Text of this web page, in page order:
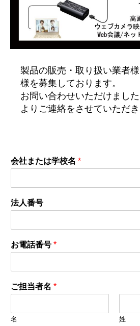
製品の販売・取り扱い業者
様を募集しております。
お問い合わせいただけまし
よりご連絡をさせていただき
会社または学校名 *
法人番号
お電話番号 *
ご担当者名 *
名 姓